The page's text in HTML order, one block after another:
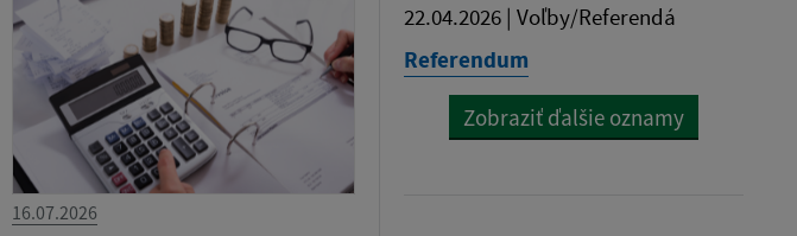
16.07.2026
22.04.2026 | Voľby/Referendá
Referendum
Zobraziť ďalšie oznamy